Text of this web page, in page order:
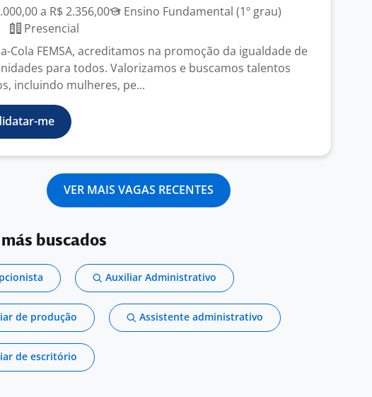
a R$ 2.356,00
Ensino Fundamental (1º grau)
Presencial
Cola FEMSA, acreditamos na promoção da igualdade de
para todos. Valorizamos e buscamos talentos
incluindo mulheres, pe...
me
VER MAIS VAGAS RECENTES
buscados
Auxiliar Administrativo
de produção Assistente administrativo
de escritório